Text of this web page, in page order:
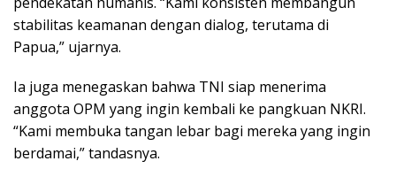
stabilitas keamanan dengan dialog, terutama di
Papua,” ujarnya.
Ia juga menegaskan bahwa TNI siap menerima
anggota OPM yang ingin kembali ke pangkuan NKRI.
“Kami membuka tangan lebar bagi mereka yang ingin
berdamai,” tandasnya.